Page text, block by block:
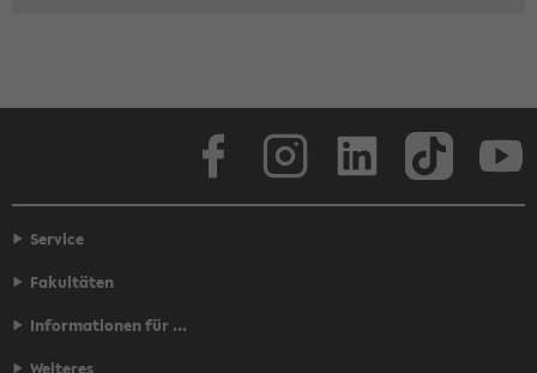
Face­book
Service
Fakultäten
Informationen für ...
Weiteres